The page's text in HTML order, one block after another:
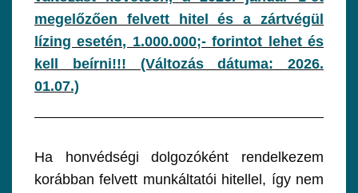
megelőzően felvett hitel és a zártvégül
lízing esetén, 1.000.000;- forintot lehet és
kell beírni!!! (Változás dátuma: 2026.
01.07.)
Ha honvédségi dolgozóként rendelkezem
korábban felvett munkáltatói hitellel, így nem